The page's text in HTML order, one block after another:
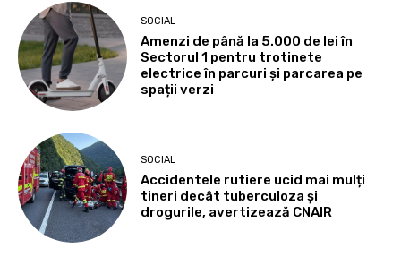
SOCIAL
Amenzi de până la 5.000 de lei în
Sectorul 1 pentru trotinete
electrice în parcuri și parcarea pe
spații verzi
SOCIAL
Accidentele rutiere ucid mai mulți
tineri decât tuberculoza și
drogurile, avertizează CNAIR